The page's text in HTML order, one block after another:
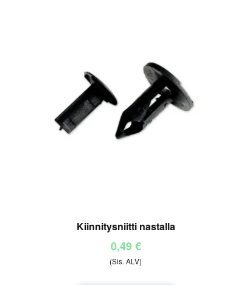
Kiinnitysniitti nastalla
0,49€
(Sis. ALV)